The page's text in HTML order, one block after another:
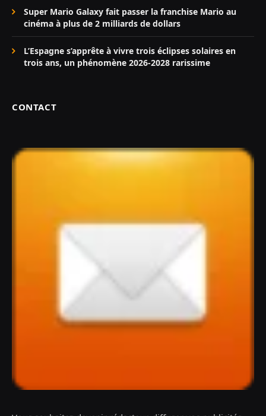
Super Mario Galaxy fait passer la franchise Mario au
cinéma à plus de 2 milliards de dollars
L’Espagne s’apprête à vivre trois éclipses solaires en
trois ans, un phénomène 2026-2028 rarissime
CONTACT